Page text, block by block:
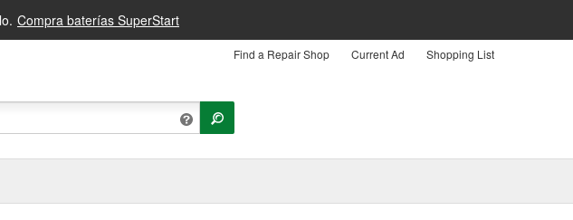
Compra baterías SuperStart
Find a Repair Shop Current Ad Shopping List